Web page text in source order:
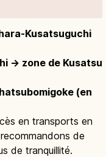
Kusatsuguchi
→ zone de Kusatsu
(en
en transports en
de
de tranquillité.